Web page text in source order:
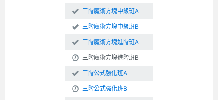
三階魔術方塊中級班A
三階魔術方塊中級班B
三階魔術方塊進階班A
三階魔術方塊進階班B
三階公式強化班A
三階公式強化班B